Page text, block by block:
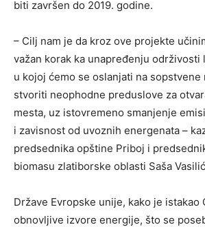
biti završen do 2019. godine.
– Cilj nam je da kroz ove projekte
važan korak ka unapređenju održivosti
u kojoj ćemo se oslanjati na sopstvene
stvoriti neophodne preduslove za
mesta, uz istovremeno smanjenje
i zavisnost od uvoznih energenata –
predsednika opštine Priboj i
biomasu zlatiborske oblasti Saša
Države Evropske unije, kako je istakao
obnovljive izvore energije, što se